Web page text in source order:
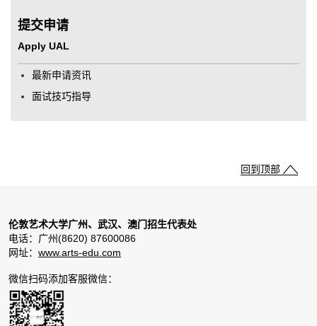
提交申请
Apply UAL
最新申请资讯
面试技巧指导
回到顶部
伦敦艺术大学广州、武汉、澳门招生代表处
电话：广州(8620) 87600086
网址： www.arts-edu.com
微信扫码添加客服微信：